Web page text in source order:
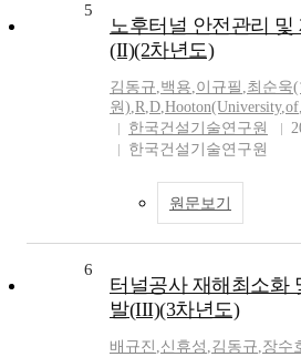
5
노후터널 안전관리 및
(II)(2차년도)
김동규,백용,이규필 ,최순욱
원),R,D,Hooton(University,of
한국건설기술연구원
한국건설기술연구원
원문보기
6
터널공사 재해최소화
발(III)(3차년도)
배규진 ,신휴성 ,김동규,장수